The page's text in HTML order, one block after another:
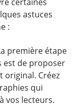
astuces
:
première étape
est de proposer
Créez
qui
vos lecteurs.